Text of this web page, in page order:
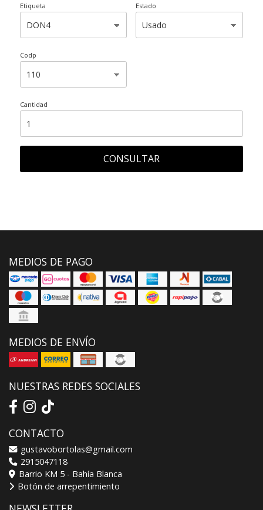
Etiqueta Estado
Codp
Cantidad
CONSULTAR
MEDIOS DE PAGO
MEDIOS DE ENVÍO
NUESTRAS REDES SOCIALES
CONTACTO
gustavobortolas@gmail.com
2915047118
Barrio KM 5 - Bahía Blanca
Botón de arrepentimiento